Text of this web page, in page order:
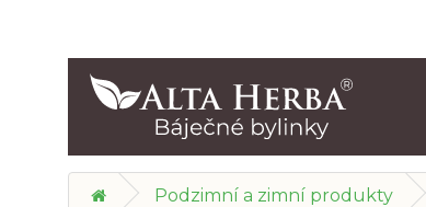
Podzimní a zimní produkty